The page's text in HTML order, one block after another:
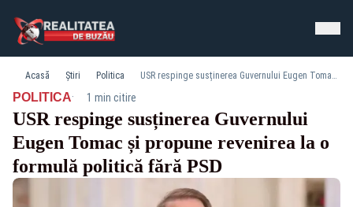
Acasă Știri Politica USR respinge susținerea Guvernului Eugen Tomac și propune revenirea la o formulă politică fără PSD
POLITICA· 1 min citire
USR respinge susținerea Guvernului
Eugen Tomac și propune revenirea la o
formulă politică fără PSD